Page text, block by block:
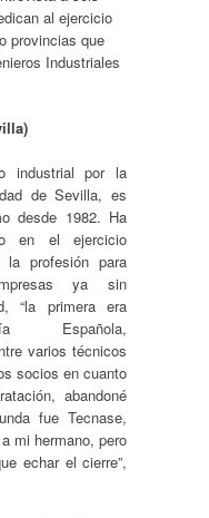
al ejercicio
provincias que
Industriales
industrial por la
de Sevilla, es
desde 1982. Ha
en el ejercicio
la profesión para
ya sin
“la primera era
Española,
varios técnicos
socios en cuanto
abandoné
fue Tecnase,
mi hermano, pero
echar el cierre”,